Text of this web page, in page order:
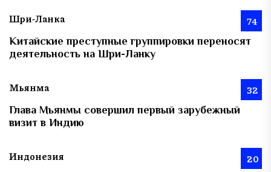
Шри-Ланка 74
Китайские преступные группировки переносят
деятельность на Шри-Ланку
Мьянма 32
Глава Мьянмы совершил первый зарубежный
визит в Индию
Индонезия 20